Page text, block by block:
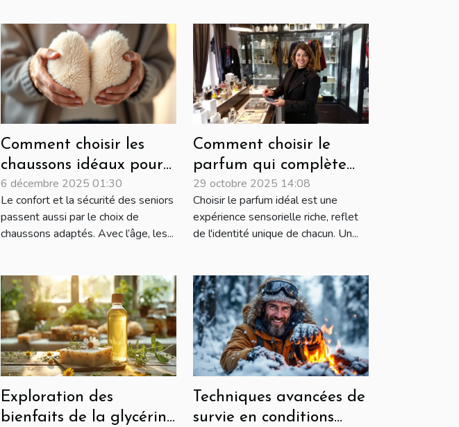
Comment choisir les
chaussons idéaux pour
les seniors ?
6 décembre 2025 01:30
Le confort et la sécurité des seniors
passent aussi par le choix de
chaussons adaptés. Avec l’âge, les...
Comment choisir le
parfum qui complète
votre personnalité?
29 octobre 2025 14:08
Choisir le parfum idéal est une
expérience sensorielle riche, reflet
de l'identité unique de chacun. Un...
Exploration des
bienfaits de la glycérine
Techniques avancées de
survie en conditions